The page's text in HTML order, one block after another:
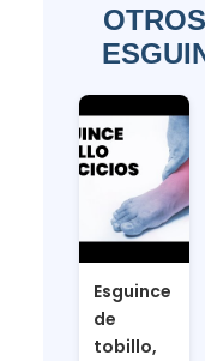
Esguince
de
tobillo,